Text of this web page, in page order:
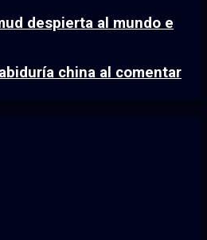
despierta al mundo e
china al comentar